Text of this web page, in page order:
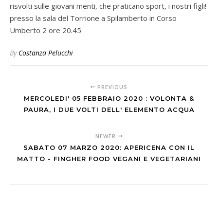
risvolti sulle giovani menti, che praticano sport, i nostri figli!
presso la sala del Torrione a Spilamberto in Corso
Umberto 2 ore 20.45
By Costanza Pelucchi
PREVIOUS
MERCOLEDI' 05 FEBBRAIO 2020 : VOLONTA &
PAURA, I DUE VOLTI DELL' ELEMENTO ACQUA
NEWER
SABATO 07 MARZO 2020: APERICENA CON IL
MATTO - FINGHER FOOD VEGANI E VEGETARIANI